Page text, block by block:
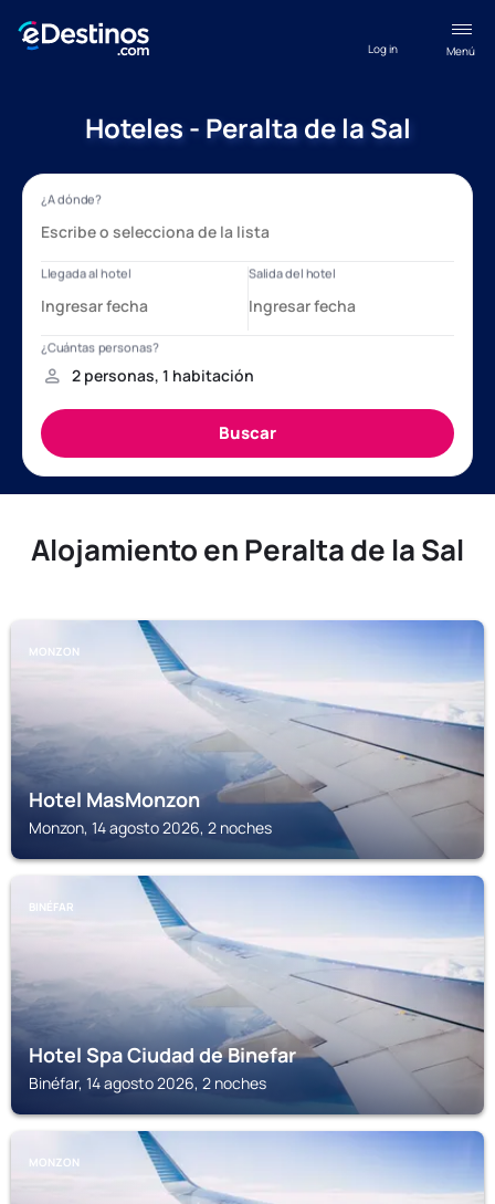
Menú
Log in
Hoteles - Peralta de la Sal
Alojamiento en Peralta de la Sal
MONZON
Hotel MasMonzon
Monzon, 14 agosto 2026, 2 noches
BINÉFAR
Hotel Spa Ciudad de Binefar
Binéfar, 14 agosto 2026, 2 noches
MONZON